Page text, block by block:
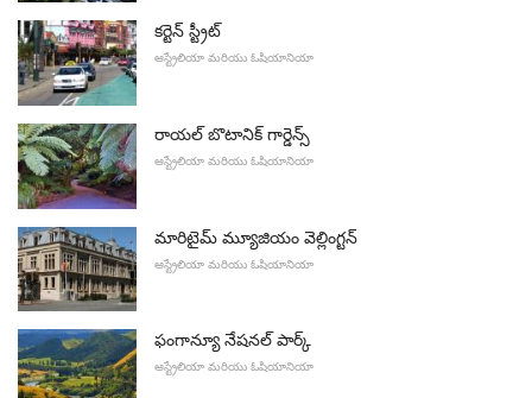
కర్టెన్ స్ట్రీట్
ఆస్ట్రేలియా మరియు ఓషియానియా
రాయల్ బొటానిక్ గార్డెన్స్
ఆస్ట్రేలియా మరియు ఓషియానియా
మారిటైమ్ మ్యూజియం వెల్లింగ్టన్
ఆస్ట్రేలియా మరియు ఓషియానియా
ఫంగాన్యూ నేషనల్ పార్క్
ఆస్ట్రేలియా మరియు ఓషియానియా